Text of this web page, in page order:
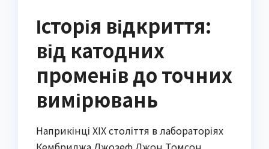
Історія відкриття:
від катодних
променів до точних
вимірювань
Наприкінці XIX століття в лабораторіях